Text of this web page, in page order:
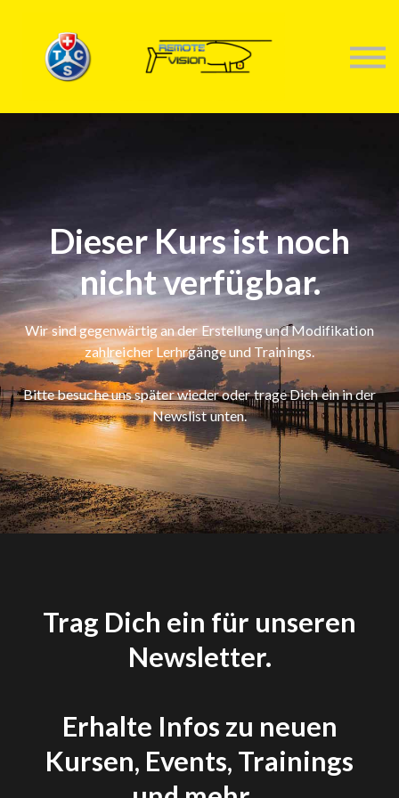
TRAININGS
ANMELDEN
Dieser Kurs ist noch
nicht verfügbar.
Wir sind gegenwärtig an der Erstellung und Modifikation
zahlreicher Lerhrgänge und Trainings.
Bitte besuche uns später wieder oder trage Dich ein in der
Newslist unten.
Trag Dich ein für unseren
Newsletter.
Erhalte Infos zu neuen
Kursen, Events, Trainings